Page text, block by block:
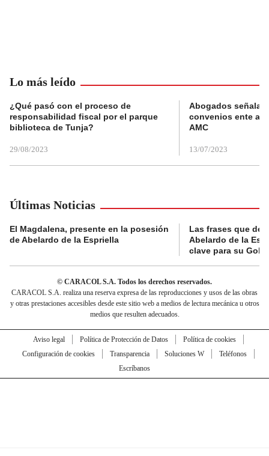
Lo más leído
¿Qué pasó con el proceso de
responsabilidad fiscal por el parque
biblioteca de Tunja?
29/08/2023
Abogados
convenios ente
AMC
13/07/2023
Últimas Noticias
El Magdalena, presente en la posesión
de Abelardo de la Espriella
Las frases que
Abelardo de la
clave para su
© CARACOL S.A. Todos los derechos reservados.
CARACOL S.A. realiza una reserva expresa de las reproducciones y usos de las obras
y otras prestaciones accesibles desde este sitio web a medios de lectura mecánica u otros
medios que resulten adecuados.
Aviso legal Política de Protección de Datos
Política de cookies
Configuración de cookies
Transparencia Soluciones W
Teléfonos
Escríbanos